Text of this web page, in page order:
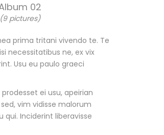
02
(9 pictures)
prima tritani vivendo te. Te
necessitatibus ne, ex vix
Usu eu paulo graeci
ei usu, apeirian
vim vidisse malorum
Inciderint liberavisse